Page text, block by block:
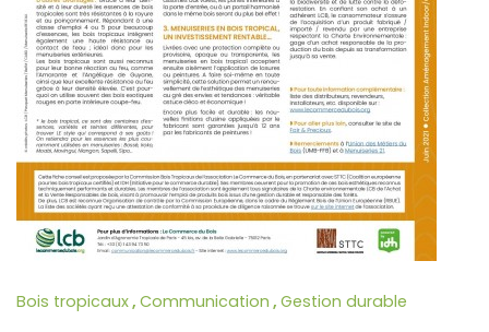
Bois tropicaux, Communication , Gestion durable